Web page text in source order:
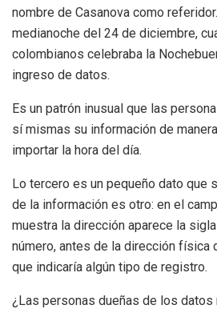
nombre de Casanova como
medianoche del 24 de diciembre,
colombianos celebraba la
ingreso de datos.
Es un patrón inusual que las
sí mismas su información de
importar la hora del día.
Lo tercero es un pequeño dato que
de la información es otro: en el
muestra la dirección aparece la sigla
número, antes de la dirección física
que indicaría algún tipo de registro.
¿Las personas dueñas de los